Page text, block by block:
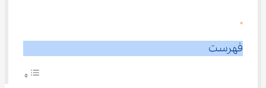
0
فهرست